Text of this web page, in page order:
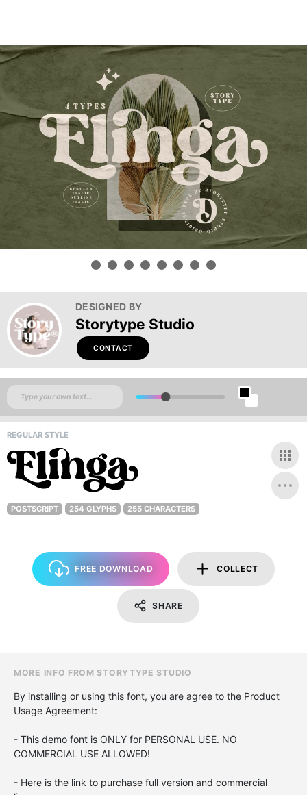
DESIGNED BY
Storytype Studio
CONTACT
REGULAR STYLE
POSTSCRIPT 254 GLYPHS 255 CHARACTERS
FREE DOWNLOAD COLLECT
SHARE
MORE INFO FROM STORYTYPE STUDIO
By installing or using this font, you are agree to the Product
Usage Agreement:
- This demo font is ONLY for PERSONAL USE. NO
COMMERCIAL USE ALLOWED!
- Here is the link to purchase full version and commercial